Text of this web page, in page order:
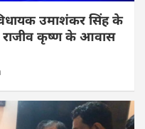
उमाशंकर सिंह के
राजीव कृष्ण के आवास